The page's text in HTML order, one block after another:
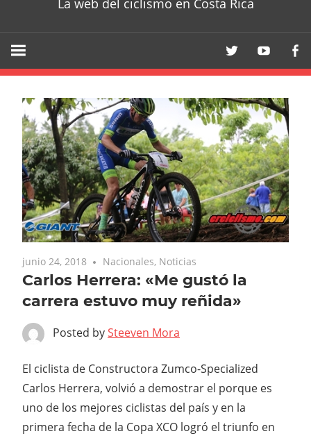
La web del ciclismo en Costa Rica
junio 24, 2018 Nacionales, Noticias
Carlos Herrera: «Me gustó la
carrera estuvo muy reñida»
Posted bySteeven Mora
El ciclista de Constructora Zumco-Specialized
Carlos Herrera, volvió a demostrar el porque es
uno de los mejores ciclistas del país y en la
primera fecha de la Copa XCO logró el triunfo en